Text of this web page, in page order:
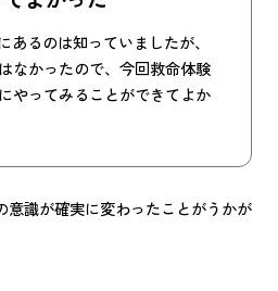
あるのは知っていましたが、
なかったので、今回救命体験
やってみることができてよか
意識が確実に変わったことがうかが